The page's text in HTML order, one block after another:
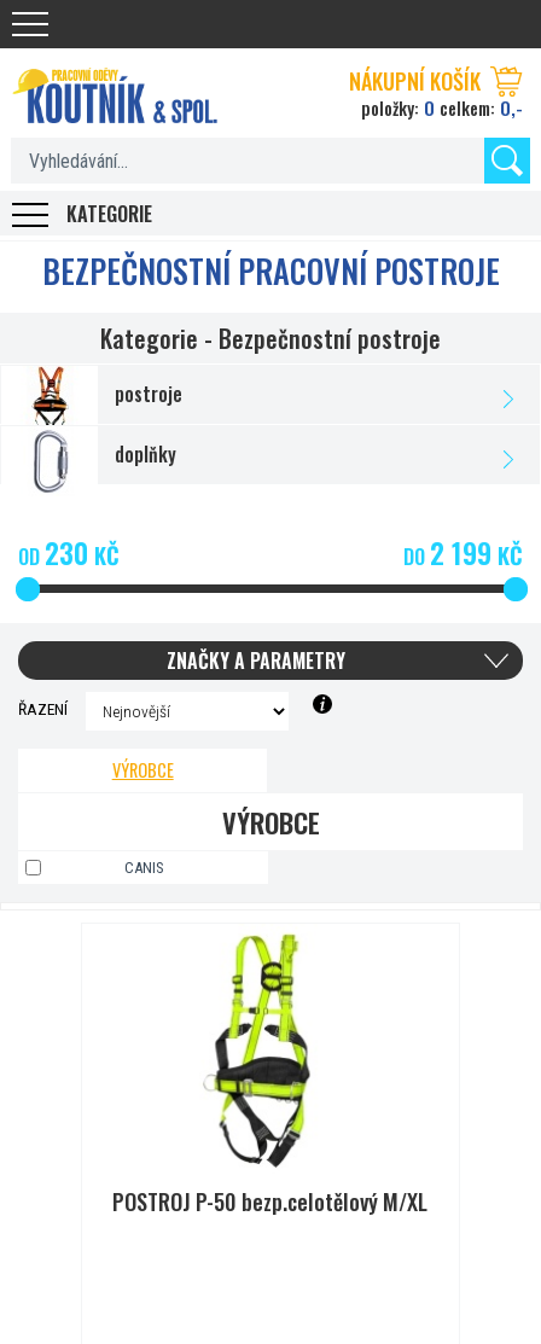
Koutnik.com
BEZPEČNOSTNÍ PRACOVNÍ POSTROJE
Kategorie - Bezpečnostní postroje
postroje
doplňky
OD 230 KČ DO 2 199 KČ
ZNAČKY A PARAMETRY
ŘAZENÍ
VÝROBCE
VÝROBCE
CANIS
POSTROJ P-50 bezp.celotělový M/XL
KATEGORIE
NÁKUPNÍ KOŠÍK
položky: 0 celkem: 0,-